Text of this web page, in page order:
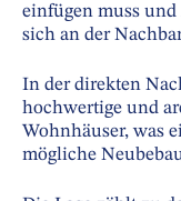
einfügen muss
sich an der
In der direkten
hochwertige und
Wohnhäuser, was
mögliche